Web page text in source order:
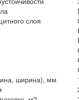
слоя
ширина), мм